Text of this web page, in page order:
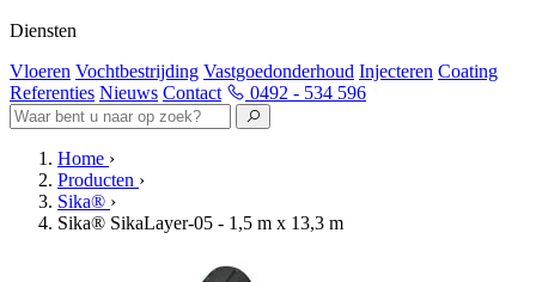
Diensten
Vloeren Vochtbestrijding Vastgoedonderhoud Injecteren Coating
Referenties Nieuws Contact 0492 - 534 596
Home ›
Producten ›
Sika® ›
Sika® SikaLayer-05 - 1,5 m x 13,3 m